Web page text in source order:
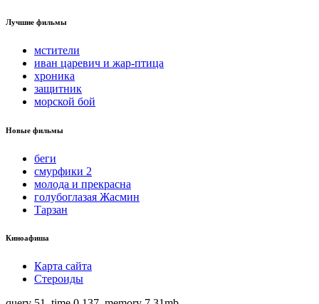
Лучшие фильмы
мстители
иван царевич и жар-птица
хроника
защитник
морской бой
Новые фильмы
беги
смурфики 2
молода и прекрасна
голубоглазая Жасмин
Тарзан
Киноафиша
Карта сайта
Стероиды